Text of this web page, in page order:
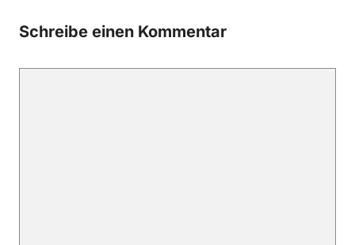
Schreibe einen Kommentar